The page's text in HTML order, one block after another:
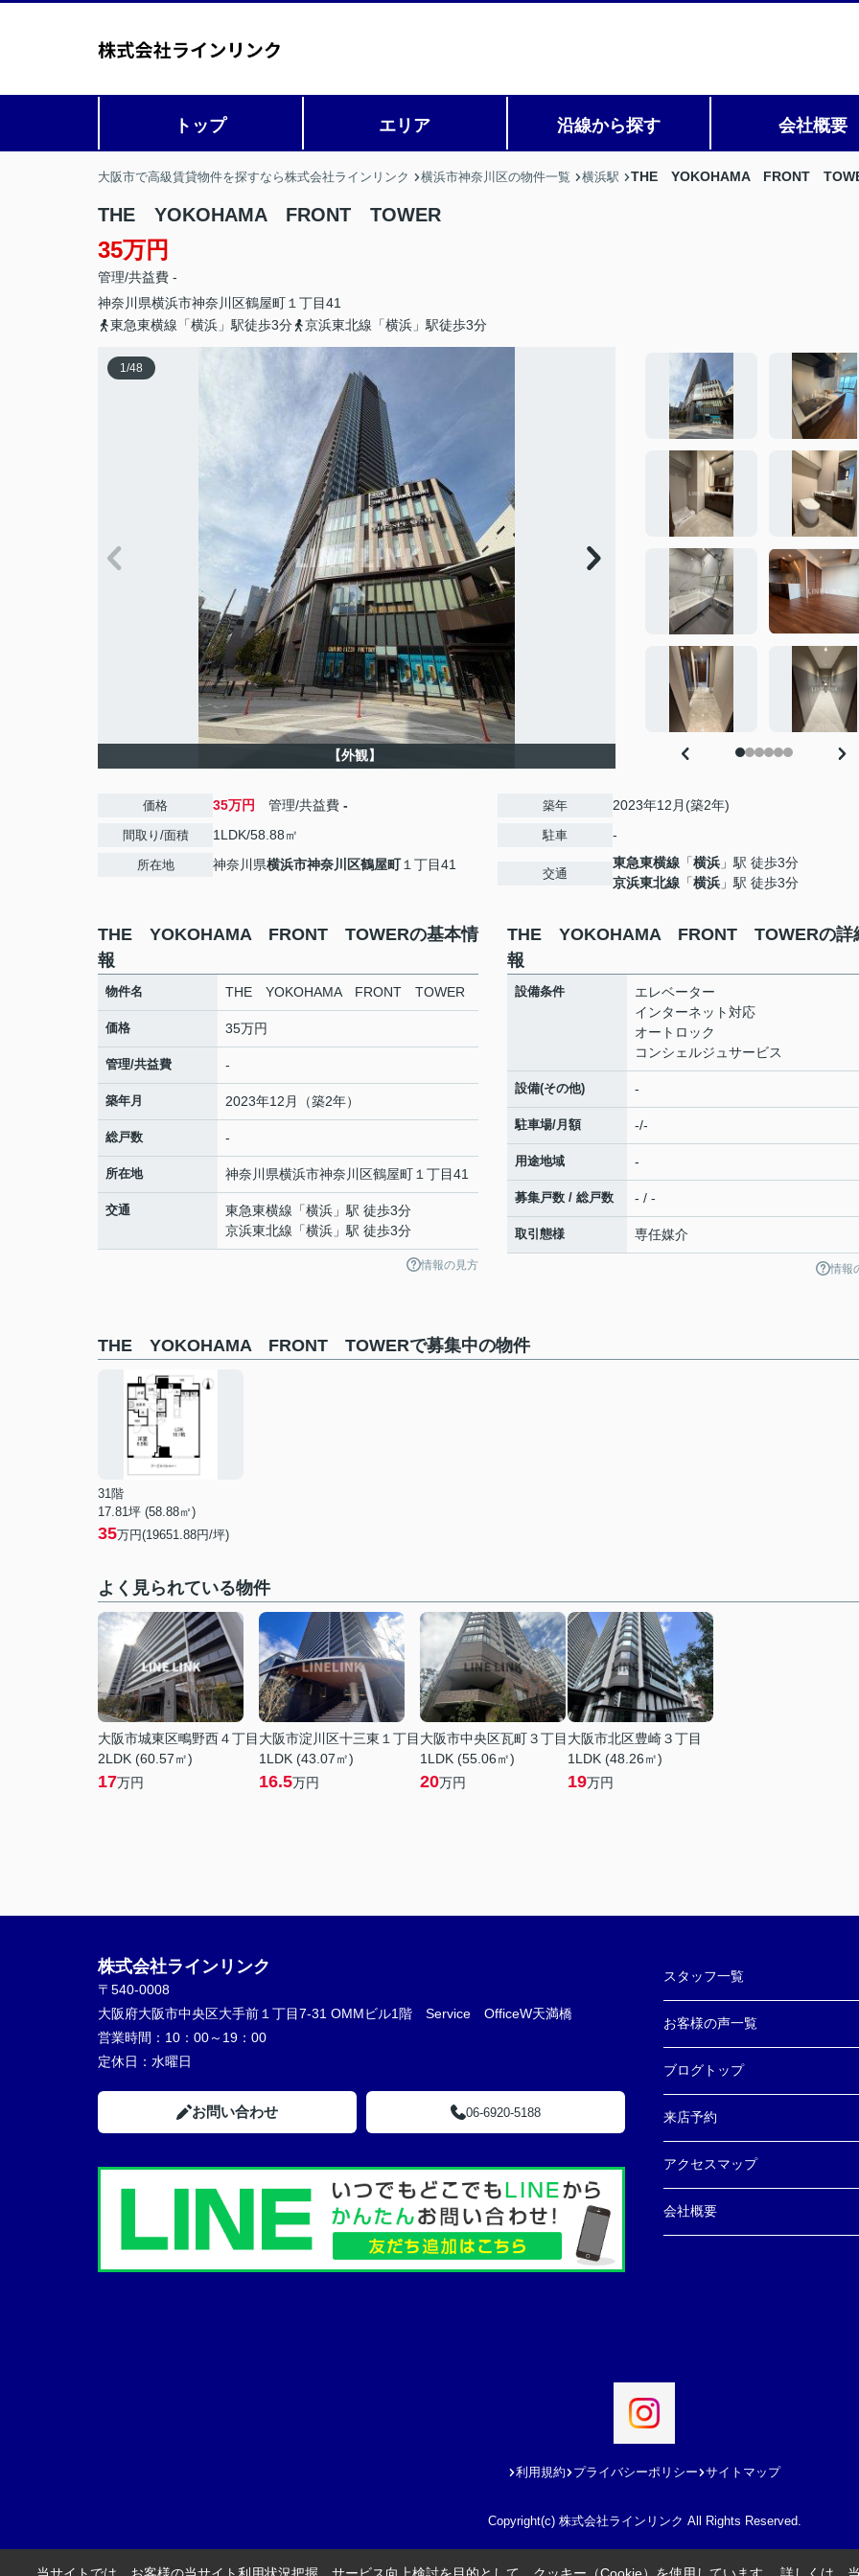
トップ エリア 沿線から探す 会社概要
大阪市で高級賃貸物件を探すなら株式会社ラインリンク 横浜市神奈川区の物件一覧 横浜駅 THE YOKOHAMA FRONT
THE YOKOHAMA FRONT TOWER
35万円
管理/共益費 -
神奈川県横浜市神奈川区鶴屋町 １丁目41
東急東横線「横浜」駅徒歩3分
京浜東北線「横浜」駅徒歩3分
1/48
【外観】
価格 35万円 管理/共益費 -
間取り/面積 1LDK/58.88㎡
所在地 神奈川県横浜市神奈川区鶴屋町１丁目41
築年 2023年12月(築2年)
駐車 -
交通
東急東横線 「横浜 」駅 徒歩3分
京浜東北線 「横浜 」駅 徒歩3分
THE YOKOHAMA FRONT TOWERの基本情
報
物件名 THE YOKOHAMA FRONT TOWER
価格 35万円
管理/共益費 -
築年月 2023年12月（築2年）
総戸数 -
所在地 神奈川県横浜市神奈川区鶴屋町 １丁目41
交通 東急東横線 「横浜 」駅 徒歩3分
京浜東北線 「横浜 」駅 徒歩3分
情報の見方
THE YOKOHAMA FRONT TOWERの詳
報
設備条件
エレベーター
インターネット対応
オートロック
コンシェルジュサービス
設備(その他) -
駐車場/月額 -/-
用途地域 -
募集戸数 / 総戸数 - / -
取引態様 専任媒介
情報
THE YOKOHAMA FRONT TOWERで募集中の物件
31階
17.81坪 (58.88㎡)
35万円(19651.88円/坪)
よく見られている物件
大阪市城東区鴫野西４丁目
2LDK (60.57㎡)
17万円
大阪市淀川区十三東１丁目
1LDK (43.07㎡)
16.5万円
大阪市中央区瓦町３丁目
1LDK (55.06㎡)
20万円
大阪市北区豊崎３丁目
1LDK (48.26㎡)
19万円
株式会社ラインリンク
〒540-0008
大阪府大阪市中央区大手前１丁目7-31 OMMビル1階 Service OfficeW天満橋
営業時間： 10：00～19：00
定休日： 水曜日
お問い合わせ 06-6920-5188
スタッフ一覧
お客様の声一覧
ブログトップ
来店予約
アクセスマップ
会社概要
利用規約 プライバシーポリシー サイトマップ
Copyright(c) 株式会社ラインリンク All Rights Reserved.